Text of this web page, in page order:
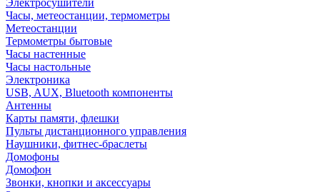
Электросушители
Часы, метеостанции, термометры
Метеостанции
Термометры бытовые
Часы настенные
Часы настольные
Электроника
USB, AUX, Bluetooth компоненты
Антенны
Карты памяти, флешки
Пульты дистанционного управления
Наушники, фитнес-браслеты
Домофоны
Домофон
Звонки, кнопки и аксессуары